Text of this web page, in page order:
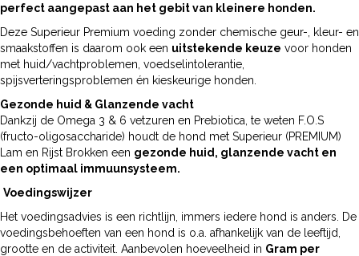
perfect aangepast aan het gebit van kleinere honden.
Deze Superieur Premium voeding zonder chemische geur-, kleur- en
smaakstoffen is daarom ook een uitstekende keuze voor honden
met huid/vachtproblemen, voedselintolerantie,
spijsverteringsproblemen én kieskeurige honden.
Gezonde huid & Glanzende vacht
Dankzij de Omega 3 & 6 vetzuren en Prebiotica, te weten F.O.S
(fructo-oligosaccharide) houdt de hond met Superieur (PREMIUM)
Lam en Rijst Brokken een gezonde huid, glanzende vacht en
een optimaal immuunsysteem.
Voedingswijzer
Het voedingsadvies is een richtlijn, immers iedere hond is anders. De
voedingsbehoeften van een hond is o.a. afhankelijk van de leeftijd,
grootte en de activiteit. Aanbevolen hoeveelheid in Gram per